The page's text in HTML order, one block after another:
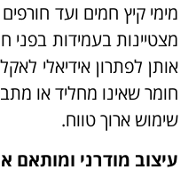
מימי קיץ חמים ועד
מצטיינות בעמידות
אותן לפתרון אידיאלי
חומר שאינו מחליד או
שימוש ארוך טווח.
עיצוב מודרני ומותאם